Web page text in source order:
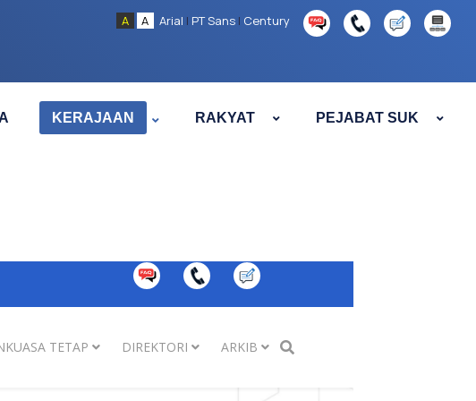
A A Arial | PT Sans | Century
KERAJAAN RAKYAT PEJABAT SUK